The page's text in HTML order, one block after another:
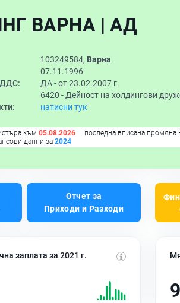
ВАРНА | АД
103249584, Варна
07.11.1996
ДДС:
ДА - от 23.02.2007 г.
6420 - Дейност на холдингови
натисни тук
към 05.08.2026 последна вписана промяна
данни за 2024
Отчет за
Приходи и Разходи
заплата за 2021 г.